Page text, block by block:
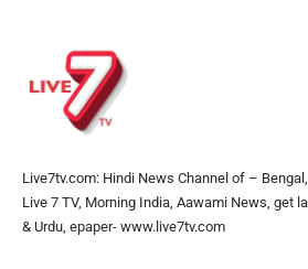
Live7tv.com: Hindi News Channel of –
Live 7 TV, Morning India, Aawami News, get
& Urdu, epaper- www.live7tv.com